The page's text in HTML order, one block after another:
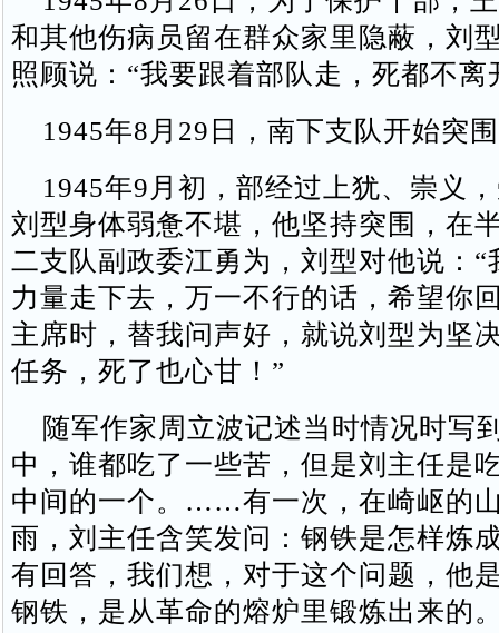
和其他伤病员留在群众家里隐蔽，刘
照顾说：“我要跟着部队走，死都不离
1945年8月29日，南下支队开始突
1945年9月初，部经过上犹、崇义
刘型身体弱惫不堪，他坚持突围，在
二支队副政委江勇为，刘型对他说：“
力量走下去，万一不行的话，希望你
主席时，替我问声好，就说刘型为坚
任务，死了也心甘！”
随军作家周立波记述当时情况时写
中，谁都吃了一些苦，但是刘主任是
中间的一个。……有一次，在崎岖的
雨，刘主任含笑发问：钢铁是怎样炼
有回答，我们想，对于这个问题，他
钢铁，是从革命的熔炉里锻炼出来的